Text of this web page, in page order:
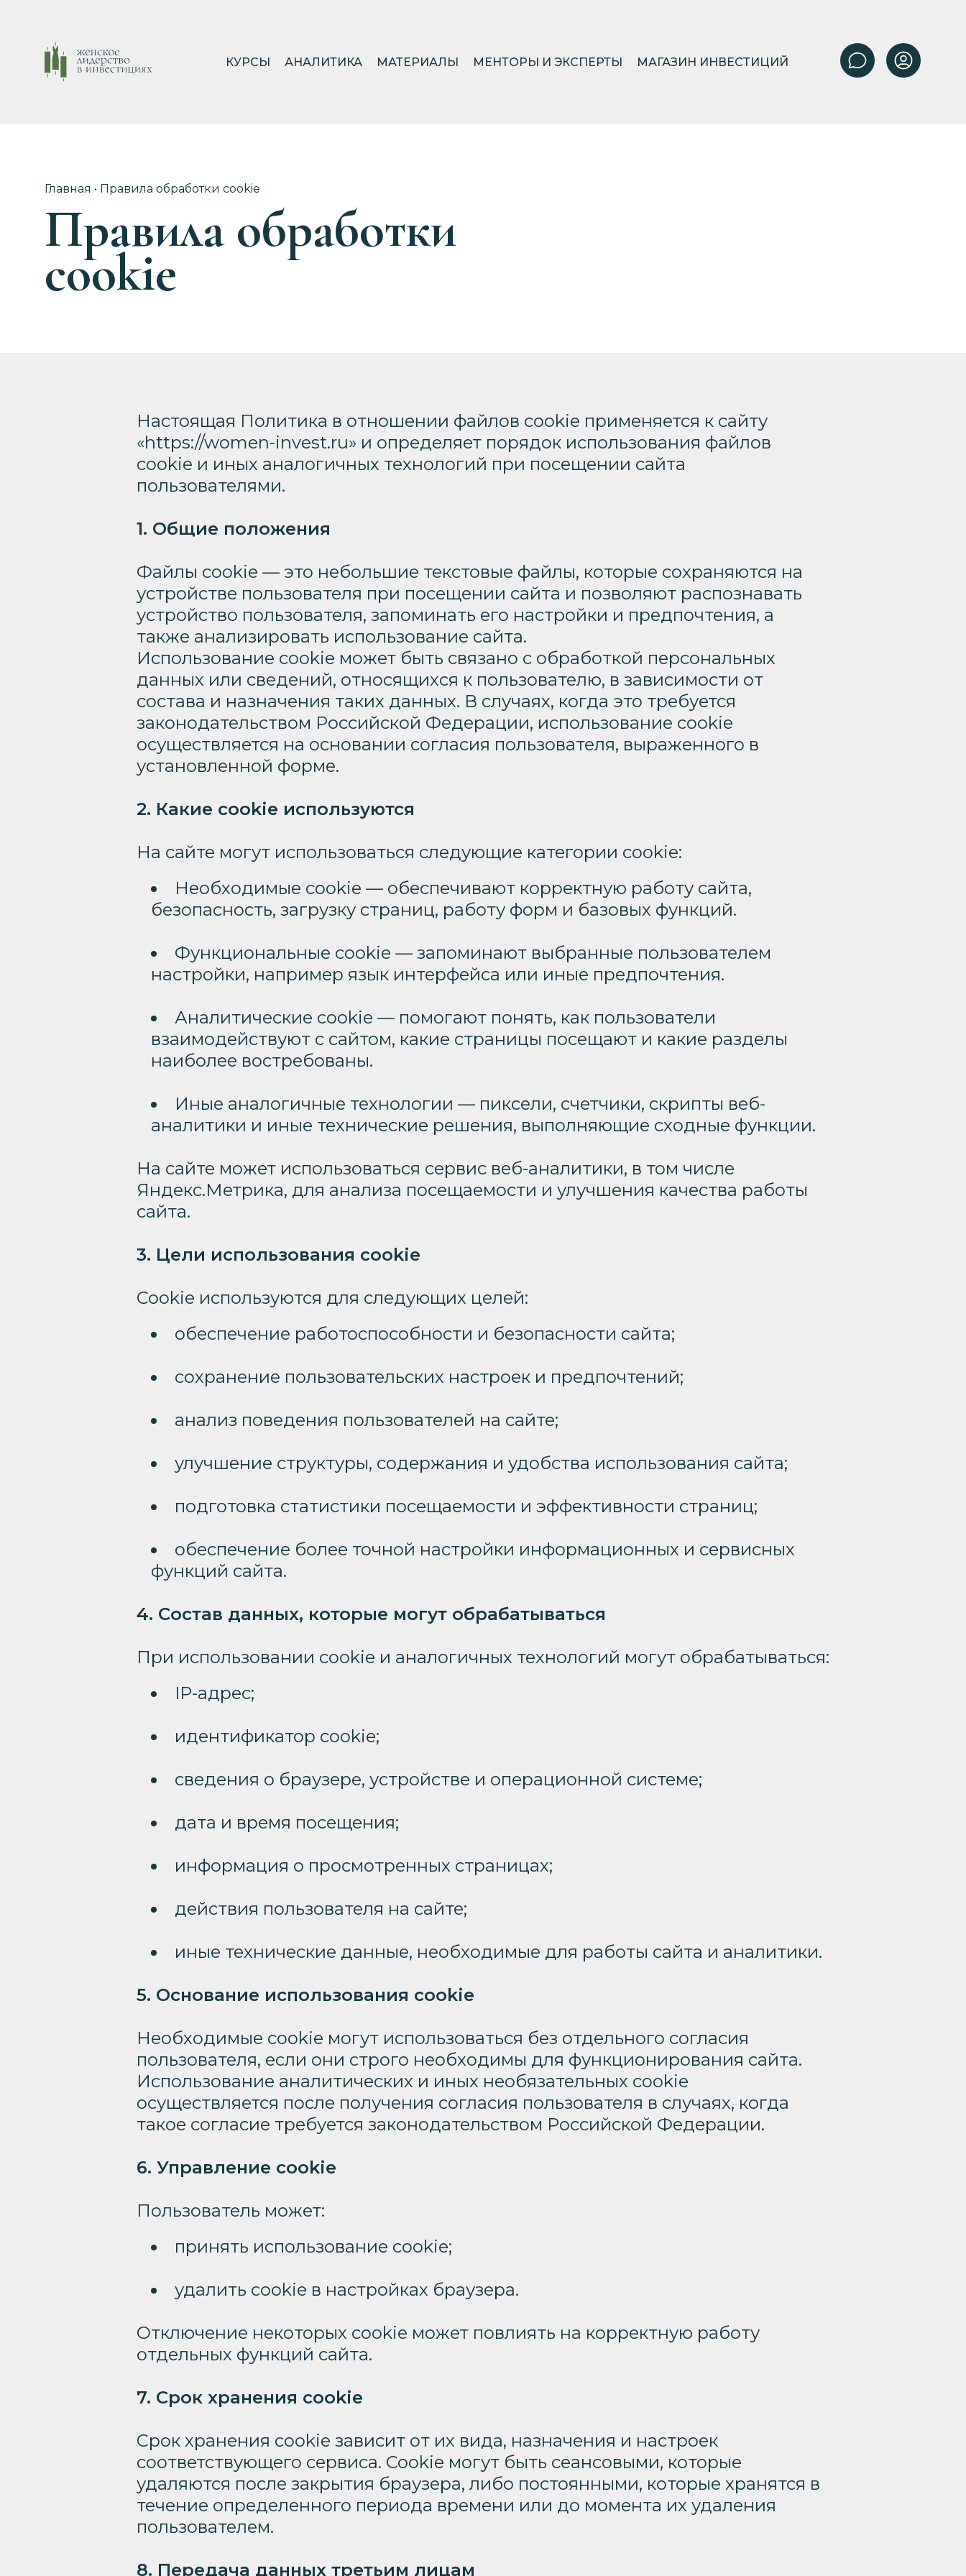
КУРСЫ АНАЛИТИКА МАТЕРИАЛЫ МЕНТОРЫ И ЭКСПЕРТЫ МАГАЗИН ИНВЕСТИЦИЙ
Главная • Правила обработки cookie
Правила обработки
cookie
Настоящая Политика в отношении файлов cookie применяется к сайту
«https://women-invest.ru» и определяет порядок использования файлов
cookie и иных аналогичных технологий при посещении сайта
пользователями.
1. Общие положения
Файлы cookie — это небольшие текстовые файлы, которые сохраняются на
устройстве пользователя при посещении сайта и позволяют распознавать
устройство пользователя, запоминать его настройки и предпочтения, а
также анализировать использование сайта.
Использование cookie может быть связано с обработкой персональных
данных или сведений, относящихся к пользователю, в зависимости от
состава и назначения таких данных. В случаях, когда это требуется
законодательством Российской Федерации, использование cookie
осуществляется на основании согласия пользователя, выраженного в
установленной форме.
2. Какие cookie используются
На сайте могут использоваться следующие категории cookie:
Необходимые cookie — обеспечивают корректную работу сайта,
безопасность, загрузку страниц, работу форм и базовых функций.
Функциональные cookie — запоминают выбранные пользователем
настройки, например язык интерфейса или иные предпочтения.
Аналитические cookie — помогают понять, как пользователи
взаимодействуют с сайтом, какие страницы посещают и какие разделы
наиболее востребованы.
Иные аналогичные технологии — пиксели, счетчики, скрипты веб-
аналитики и иные технические решения, выполняющие сходные функции.
На сайте может использоваться сервис веб-аналитики, в том числе
Яндекс.Метрика, для анализа посещаемости и улучшения качества работы
сайта.
3. Цели использования cookie
Cookie используются для следующих целей:
обеспечение работоспособности и безопасности сайта;
сохранение пользовательских настроек и предпочтений;
анализ поведения пользователей на сайте;
улучшение структуры, содержания и удобства использования сайта;
подготовка статистики посещаемости и эффективности страниц;
обеспечение более точной настройки информационных и сервисных
функций сайта.
4. Состав данных, которые могут обрабатываться
При использовании cookie и аналогичных технологий могут обрабатываться:
IP-адрес;
идентификатор cookie;
сведения о браузере, устройстве и операционной системе;
дата и время посещения;
информация о просмотренных страницах;
действия пользователя на сайте;
иные технические данные, необходимые для работы сайта и аналитики.
5. Основание использования cookie
Необходимые cookie могут использоваться без отдельного согласия
пользователя, если они строго необходимы для функционирования сайта.
Использование аналитических и иных необязательных cookie
осуществляется после получения согласия пользователя в случаях, когда
такое согласие требуется законодательством Российской Федерации.
6. Управление cookie
Пользователь может:
принять использование cookie;
удалить cookie в настройках браузера.
Отключение некоторых cookie может повлиять на корректную работу
отдельных функций сайта.
7. Срок хранения cookie
Срок хранения cookie зависит от их вида, назначения и настроек
соответствующего сервиса. Cookie могут быть сеансовыми, которые
удаляются после закрытия браузера, либо постоянными, которые хранятся в
течение определенного периода времени или до момента их удаления
пользователем.
8. Передача данных третьим лицам